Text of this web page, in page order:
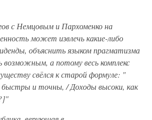
с Немцовым и Пархоменко на
может извлечь какие-либо
объяснить языком прагматизма
возможным, а потому весь комплекс
свёлся к старой формуле: "
и точны, / Доходы высоки, как